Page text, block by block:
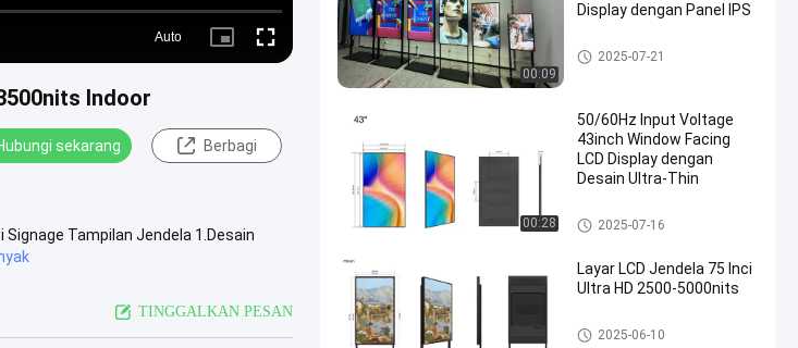
Auto
Picture- Fullscreen
Indoor
sekarang Berbagi
Tampilan Jendela 1.Desain
TINGGALKAN PESAN
00:09
Display dengan Panel IPS
Layar LCD Jendela
2025-07-21
00:28
50/60Hz Input Voltage
43inch Window Facing
LCD Display dengan
Desain Ultra-Thin
Layar LCD Jendela
2025-07-16
Layar LCD Jendela 75 Inci
Ultra HD 2500-5000nits
Layar LCD Jendela
2025-06-10